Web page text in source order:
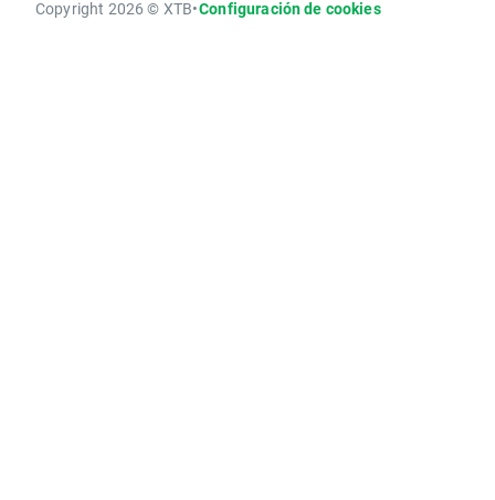
Copyright 2026 © XTB•Configuración de cookies